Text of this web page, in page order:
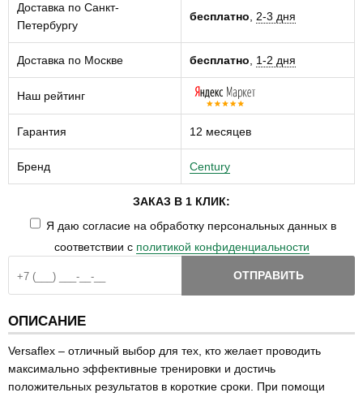
Доставка по Санкт-
Петербургу
бесплатно 2-3 дня
Доставка по Москве бесплатно 1-2 дня
Наш рейтинг
Гарантия 12 месяцев
Бренд Century
ЗАКАЗ В 1 КЛИК:
Я даю согласие на обработку персональных данных в
соответствии с политикой конфиденциальности
ОТПРАВИТЬ
ОПИСАНИЕ
Versaflex – отличный выбор для тех, кто желает проводить
максимально эффективные тренировки и достичь
положительных результатов в короткие сроки. При помощи